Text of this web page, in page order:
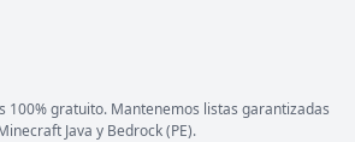
100% gratuito. Mantenemos listas garantizadas
Java y Bedrock (PE).